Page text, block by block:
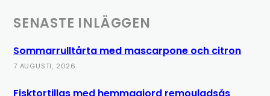
SENASTE INLÄGGEN
Sommarrulltårta med mascarpone och citron
7 AUGUSTI, 2026